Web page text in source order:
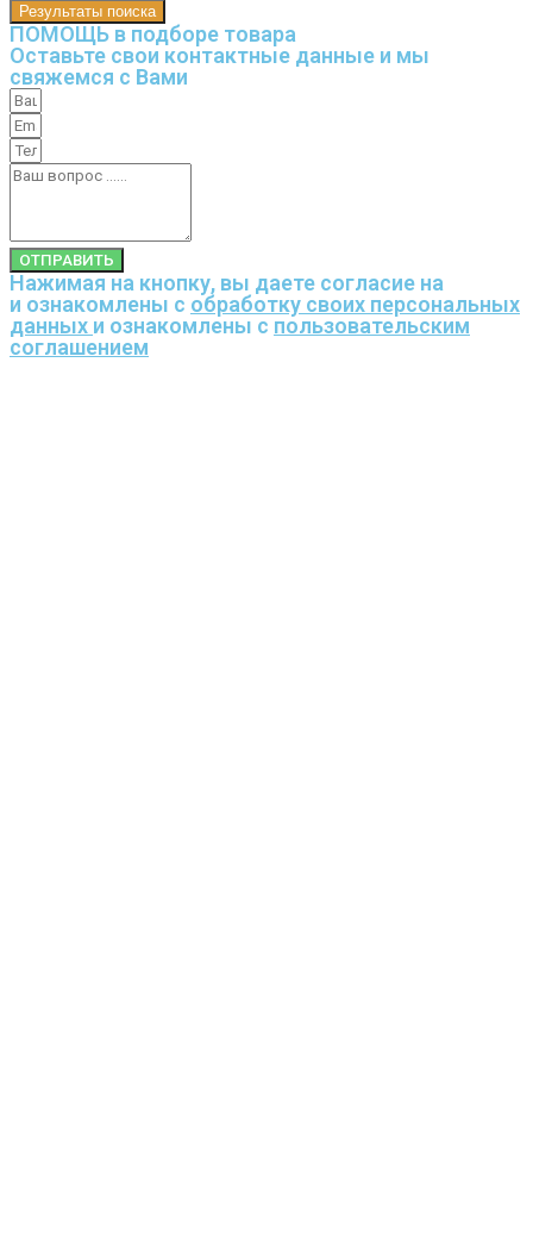
Результаты поиска
ПОМОЩЬ в подборе товара
Оставьте свои контактные данные и мы
свяжемся с Вами
ОТПРАВИТЬ
Нажимая на кнопку, вы даете согласие на
и ознакомлены с обработку своих персональных
данных и ознакомлены с пользовательским
соглашением